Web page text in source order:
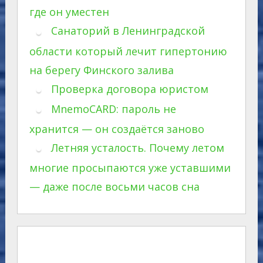
где он уместен
Санаторий в Ленинградской
области который лечит гипертонию
на берегу Финского залива
Проверка договора юристом
MnemoCARD: пароль не
хранится — он создаётся заново
Летняя усталость. Почему летом
многие просыпаются уже уставшими
— даже после восьми часов сна